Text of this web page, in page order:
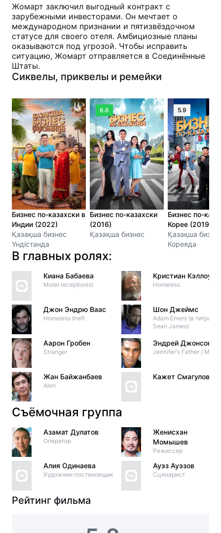
Жомарт заключил выгодный контракт с
зарубежными инвесторами. Он мечтает о
международном признании и пятизвёздочном
статусе для своего отеля. Амбициозные планы
оказываются под угрозой. Чтобы исправить
ситуацию, Жомарт отправляется в Соединённые
Штаты.
Сиквелы, приквелы и ремейки
Бизнес по-казахски в
Индии (2022)
Қазақша бизнес
Үндістанда
6.6
Бизнес по-казахски
(2016)
Қазақша бизнес
5.9
Бизнес по-
Корее (2019)
Қазақша
Кореяда
В главных ролях:
Киана Бабаева
Motel receptionist
Джон Эндрю Ваас
Homeless theft
Аарон Гробен
Stranger
Жан Байжанбаев
Alen
Кристиан Кэллоуэй
Homeless
Шон Джеймс
Adam Emers (в титрах:
Sean James)
Эндрей Джонсон
Jennifer's Father / Mike
Кажет Смагулов
Съёмочная группа
Азамат Дулатов
Оператор
Алия Одинаева
Художник-постановщик
Женисхан
Момышев
Режиссер
Ауэз Ауэзов
Сценарист
Рейтинг фильма